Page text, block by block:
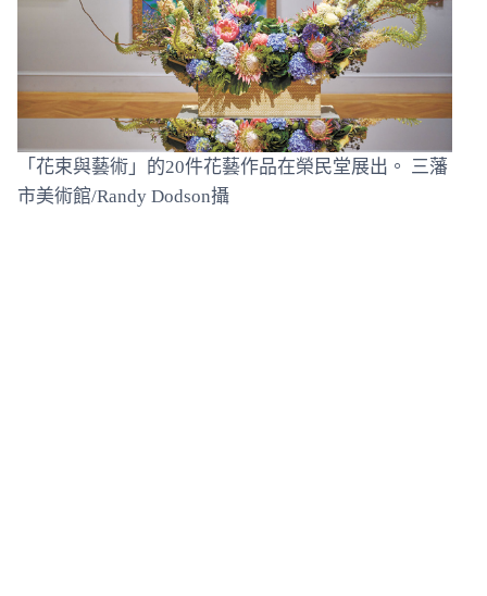
「花束與藝術」的20件花藝作品在榮民堂展出。 三藩
市美術館/Randy Dodson攝